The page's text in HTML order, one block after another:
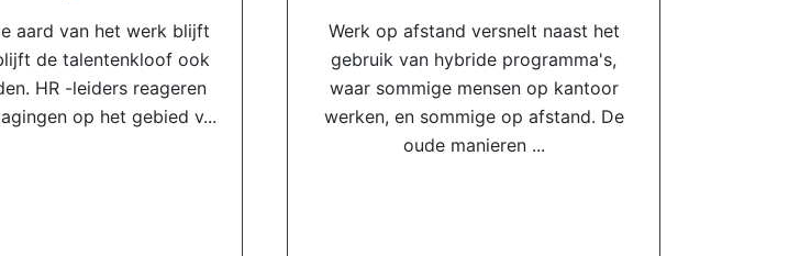
aard van het werk blijft
de talentenkloof ook
HR -leiders reageren
op het gebied v...
Werk op afstand versnelt naast het
gebruik van hybride programma's,
waar sommige mensen op kantoor
werken, en sommige op afstand. De
oude manieren ...